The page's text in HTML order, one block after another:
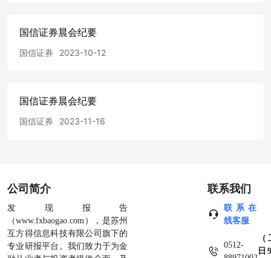
化不大。 周度价格高频跟踪方面： （1）本周食品价格上
涨，非食品价格下跌。2023年12月食品、非食品价格环比或
格小幅下跌，中旬有所回升。预计随着稳增长政策推进，需
升态势。预计2023年12月国内PPI环比跌幅收窄，PPI同比上
周（12月18日-12月24日）全球主要央行货币政策无重大变
化。12月21日，美联储哈克表示，控制通胀的工作尚未完
成，美联储不会立即降息。联邦资金利率期货隐含的1月
FOMC降息25bp的可能性约为2成（16.5%），不降息的可能
性约为8成（83.5%）。 国内流动性方面，上周狭义流动性
总体仍然较宽松，但结构特征突出，体现为隔夜与7天利率
国信证券晨会纪要
国信证券 2023-10-12
国信证券晨会纪要
国信证券 2023-11-16
公司简介
发现报告
（www.fxbaogao.com），是苏州
互方得信息科技有限公司旗下的
专业研报平台。我们致力于为金
联系我们
联系在
线客服
0512-
日